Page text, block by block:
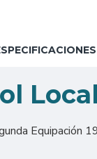
Equipación